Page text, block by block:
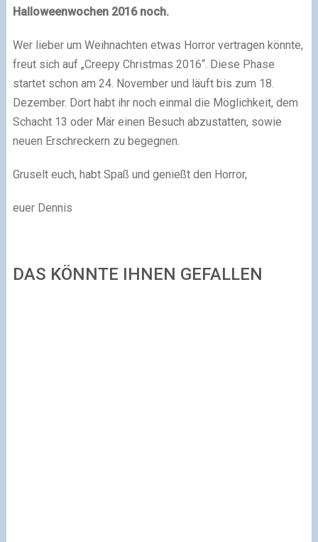
Halloweenwochen 2016 noch.
Wer lieber um Weihnachten etwas Horror vertragen könnte,
freut sich auf „Creepy Christmas 2016“. Diese Phase
startet schon am 24. November und läuft bis zum 18.
Dezember. Dort habt ihr noch einmal die Möglichkeit, dem
Schacht 13 oder Mär einen Besuch abzustatten, sowie
neuen Erschreckern zu begegnen.
Gruselt euch, habt Spaß und genießt den Horror,
euer Dennis
DAS KÖNNTE IHNEN GEFALLEN